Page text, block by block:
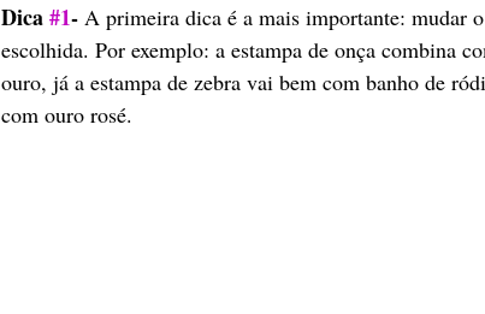
Dica #1- A primeira dica é a mais importante: mudar
escolhida. Por exemplo: a estampa de onça combina
ouro, já a estampa de zebra vai bem com banho de
com ouro rosé.